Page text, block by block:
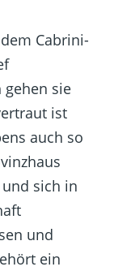
Cabrini-
gehen sie
ist
auch so
sich in
und
ein